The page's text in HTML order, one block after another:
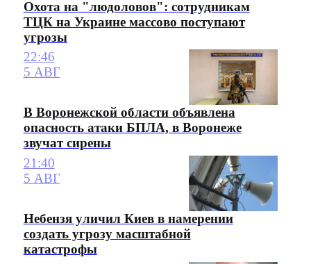
Охота на "людоловов": сотрудникам
ТЦК на Украине массово поступают
угрозы
22:46
5 АВГ
В Воронежской области объявлена
опасность атаки БПЛА, в Воронеже
звучат сирены
21:40
5 АВГ
Небензя уличил Киев в намерении
создать угрозу масштабной
катастрофы